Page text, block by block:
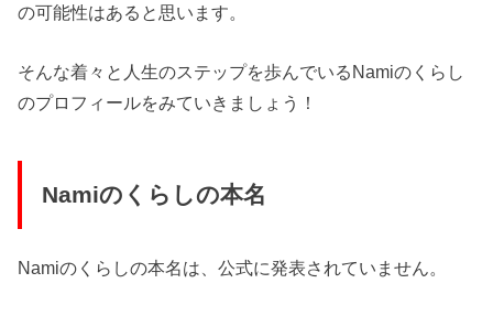
の可能性はあると思います。
そんな着々と人生のステップを歩んでいるNamiのくらし
のプロフィールをみていきましょう！
Namiのくらしの本名
Namiのくらしの本名は、公式に発表されていません。